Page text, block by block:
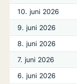
10. juni 2026
9. juni 2026
8. juni 2026
7. juni 2026
6. juni 2026